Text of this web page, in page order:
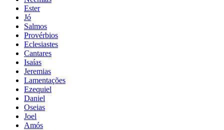
Ester
Jó
Salmos
Provérbios
Eclesiastes
Cantares
Isaías
Jeremias
Lamentações
Ezequiel
Daniel
Oseias
Joel
Amós